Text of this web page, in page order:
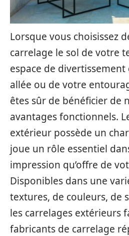
Lorsque vous choisissez
carrelage le sol de votre
espace de
allée ou de votre
êtes sûr de bénéficier de
avantages fonctionnels.
extérieur possède un
joue un rôle essentiel
impression qu’offre de
Disponibles dans une
textures, de couleurs, de
les carrelages extérieurs
fabricants de carrelage